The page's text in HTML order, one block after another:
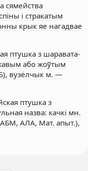
сямейства
і стракатым
крык яе нагадвае
птушка з шаравата-
або жоўтым
вузёлчык м. —
птушка з
назва: качкі мн.
АЛА, Мат. апыт.),